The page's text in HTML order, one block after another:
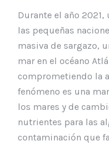
Durante el año
las pequeñas
masiva de sargazo,
mar en el océano
comprometiendo la
fenómeno es una
los mares y de
nutrientes para las
contaminación que